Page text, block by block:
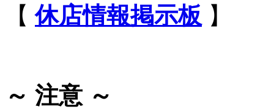
【休店情報掲示板 】
～ 注意 ～